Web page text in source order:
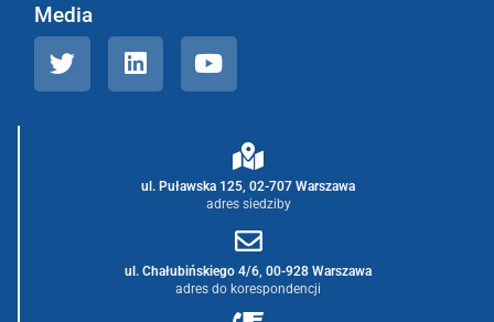
Media
ul. Puławska 125, 02-707 Warszawa
adres siedziby
ul. Chałubińskiego 4/6, 00-928 Warszawa
adres do korespondencji